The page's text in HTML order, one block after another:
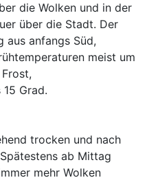
die Wolken und in der
über die Stadt. Der
aus anfangs Süd,
meist um
Grad.
trocken und nach
ab Mittag
mehr Wolken